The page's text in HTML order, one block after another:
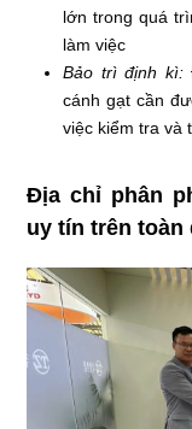
lớn trong quá
làm việc
Bảo trì định kì:
cánh gạt cần
việc kiểm tra và
Địa chỉ phân
uy tín trên toàn